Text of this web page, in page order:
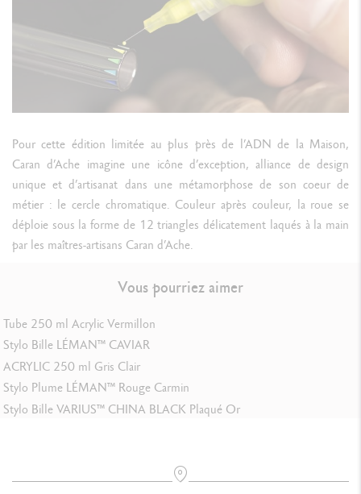
Swiss Made
RÉFÉRENCE DU PRODUIT
Pour cette édition limitée au plus près de l’ADN de la Maison,
Caran d’Ache imagine une icône d’exception, alliance de design
unique et d’artisanat dans une métamorphose de son coeur de
métier : le cercle chromatique. Couleur après couleur, la roue se
déploie sous la forme de 12 triangles délicatement laqués à la main
par les maîtres-artisans Caran d’Ache.
Vous pourriez aimer
Tube 250 ml Acrylic Vermillon
Stylo Bille LÉMAN™ CAVIAR
ACRYLIC 250 ml Gris Clair
Stylo Plume LÉMAN™ Rouge Carmin
Stylo Bille VARIUS™ CHINA BLACK Plaqué Or